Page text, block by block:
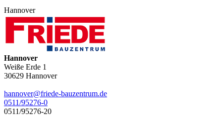
Hannover
Hannover
Weiße Erde 1
30629 Hannover
hannover@friede-bauzentrum.de
0511/95276-0
0511/95276-20